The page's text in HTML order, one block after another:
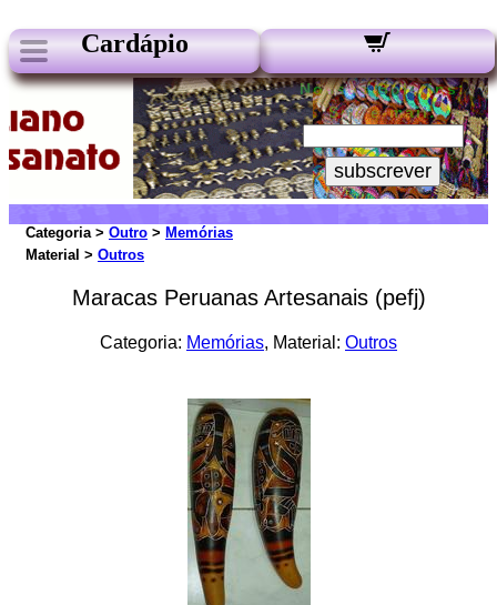
Cardápio
Nossos Boletins:
Seu e-mail:
subscrever
Categoria > Outro > Memórias
Material > Outros
Maracas Peruanas Artesanais (pefj)
Categoria: Memórias, Material: Outros